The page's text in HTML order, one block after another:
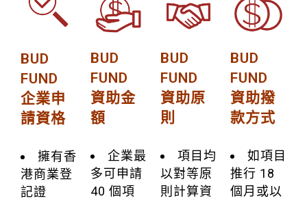
BUD
FUND
企業申
請資格
擁有香
港商業登
記證
BUD
FUND
資助金
額
企業最
多可申請
40 個項
BUD
FUND
資助原
則
項目均
以對等原
則計算資
BUD
FUND
資助撥
款方式
如項目
推行 18
個月或以